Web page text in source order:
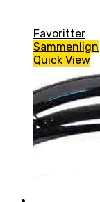
Favoritter
Sammenlign
Quick View